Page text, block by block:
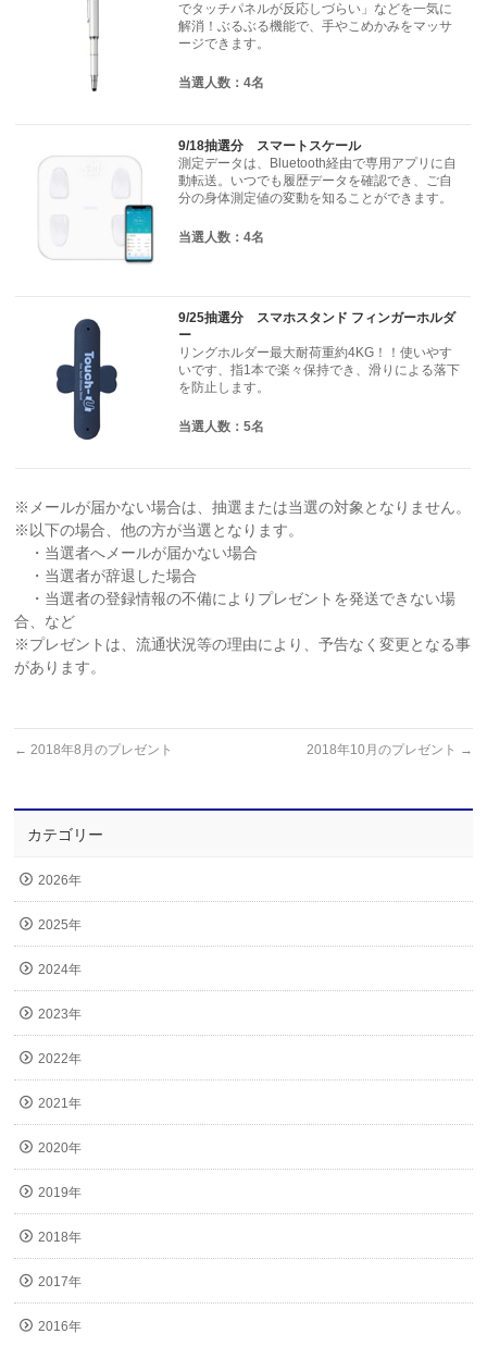
でタッチパネルが反応しづらい」などを一気に
解消！ぶるぶる機能で、手やこめかみをマッサ
ージできます。
当選人数：4名
9/18抽選分 スマートスケール
測定データは、Bluetooth経由で専用アプリに自
動転送。いつでも履歴データを確認でき、ご自
分の身体測定値の変動を知ることができます。
当選人数：4名
9/25抽選分 スマホスタンド フィンガーホルダ
ー
リングホルダー最大耐荷重約4KG！！使いやす
いです、指1本で楽々保持でき、滑りによる落下
を防止します。
当選人数：5名
※メールが届かない場合は、抽選または当選の対象となりません。
※以下の場合、他の方が当選となります。
・当選者へメールが届かない場合
・当選者が辞退した場合
・当選者の登録情報の不備によりプレゼントを発送できない場
合、など
※プレゼントは、流通状況等の理由により、予告なく変更となる事
があります。
← 2018年8月のプレゼント 2018年10月のプレゼント →
カテゴリー
2026年
2025年
2024年
2023年
2022年
2021年
2020年
2019年
2018年
2017年
2016年